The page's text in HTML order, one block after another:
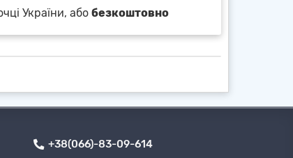
України, або безкоштовно
+38(066)-83-09-614